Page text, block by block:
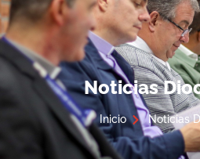
Noticias
Inicio Noticias